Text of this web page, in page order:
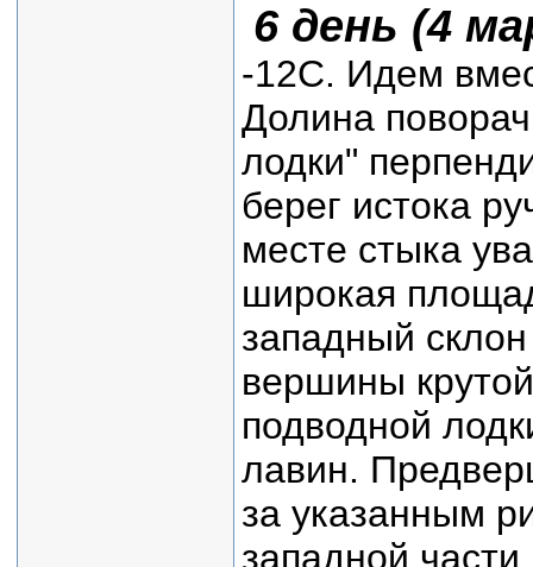
6 день (4
-12С. Идем
Долина
лодки"
берег истока
месте стыка
широкая
западный
вершины
подводной
лавин.
за указанным
западной